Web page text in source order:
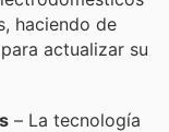
haciendo de
actualizar su
– La tecnología